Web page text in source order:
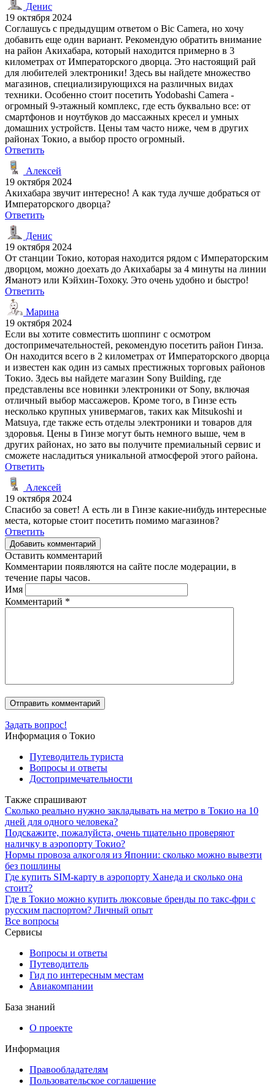
Денис
19 октября 2024
Соглашусь с предыдущим ответом о Bic Camera, но хочу
добавить еще один вариант. Рекомендую обратить внимание
на район Акихабара, который находится примерно в 3
километрах от Императорского дворца. Это настоящий рай
для любителей электроники! Здесь вы найдете множество
магазинов, специализирующихся на различных видах
техники. Особенно стоит посетить Yodobashi Camera -
огромный 9-этажный комплекс, где есть буквально все: от
смартфонов и ноутбуков до массажных кресел и умных
домашних устройств. Цены там часто ниже, чем в других
районах Токио, а выбор просто огромный.
Ответить
Алексей
19 октября 2024
Акихабара звучит интересно! А как туда лучше добраться от
Императорского дворца?
Ответить
Денис
19 октября 2024
От станции Токио, которая находится рядом с Императорским
дворцом, можно доехать до Акихабары за 4 минуты на линии
Яманотэ или Кэйхин-Тохоку. Это очень удобно и быстро!
Ответить
Марина
19 октября 2024
Если вы хотите совместить шоппинг с осмотром
достопримечательностей, рекомендую посетить район Гинза.
Он находится всего в 2 километрах от Императорского дворца
и известен как один из самых престижных торговых районов
Токио. Здесь вы найдете магазин Sony Building, где
представлены все новинки электроники от Sony, включая
отличный выбор массажеров. Кроме того, в Гинзе есть
несколько крупных универмагов, таких как Mitsukoshi и
Matsuya, где также есть отделы электроники и товаров для
здоровья. Цены в Гинзе могут быть немного выше, чем в
других районах, но зато вы получите премиальный сервис и
сможете насладиться уникальной атмосферой этого района.
Ответить
Алексей
19 октября 2024
Спасибо за совет! А есть ли в Гинзе какие-нибудь интересные
места, которые стоит посетить помимо магазинов?
Ответить
Добавить комментарий
Оставить комментарий
Комментарии появляются на сайте после модерации, в
течение пары часов.
Имя
Комментарий *
Задать вопрос!
Информация о Токио
Путеводитель туриста
Вопросы и ответы
Достопримечательности
Также спрашивают
Сколько реально нужно закладывать на метро в Токио на 10
дней для одного человека?
Подскажите, пожалуйста, очень тщательно проверяют
наличку в аэропорту Токио?
Нормы провоза алкоголя из Японии: сколько можно вывезти
без пошлины
Где купить SIM-карту в аэропорту Ханеда и сколько она
стоит?
Где в Токио можно купить люксовые бренды по такс-фри с
русским паспортом? Личный опыт
Все вопросы
Сервисы
Вопросы и ответы
Путеводитель
Гид по интересным местам
Авиакомпании
База знаний
О проекте
Информация
Правообладателям
Пользовательское соглашение